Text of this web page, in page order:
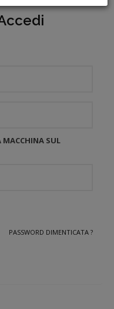
SUL
PASSWORD DIMENTICATA ?